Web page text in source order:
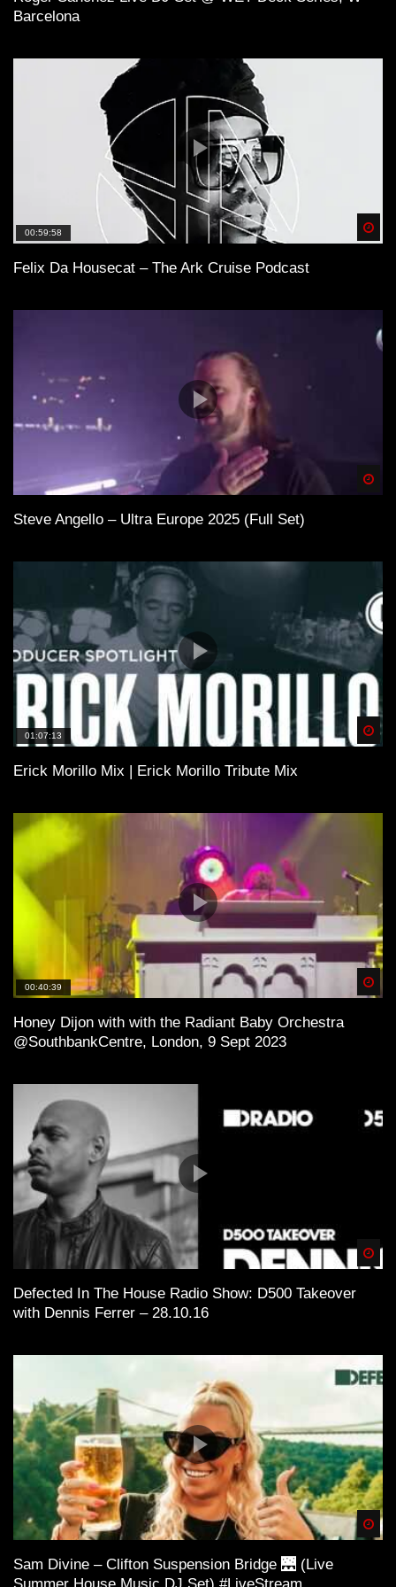
Barcelona
00:59:58
Felix Da Housecat – The Ark Cruise Podcast
Steve Angello – Ultra Europe 2025 (Full Set)
01:07:13
Erick Morillo Mix | Erick Morillo Tribute Mix
00:40:39
Honey Dijon with with the Radiant Baby Orchestra
@SouthbankCentre, London, 9 Sept 2023
Defected In The House Radio Show: D500 Takeover
with Dennis Ferrer – 28.10.16
Sam Divine – Clifton Suspension Bridge 🌉 (Live